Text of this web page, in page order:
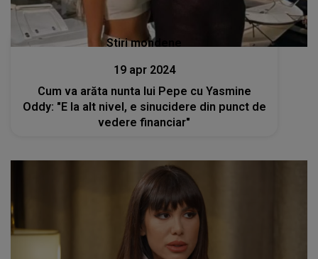
Stiri mondene
19 apr 2024
Cum va arăta nunta lui Pepe cu Yasmine
Oddy: "E la alt nivel, e sinucidere din punct de
vedere financiar"